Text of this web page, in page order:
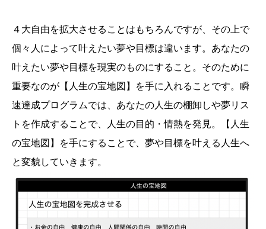
４大自由を拡大させることはもちろんですが、その上で
個々人によって叶えたい夢や目標は違います。あなたの
叶えたい夢や目標を現実のものにすること。そのために
重要なのが【人生の宝地図】を手に入れることです。瞬
速達成プログラムでは、あなたの人生の棚卸しや夢リス
トを作成することで、人生の目的・情熱を発見。【人生
の宝地図】を手にすることで、夢や目標を叶える人生へ
と変貌していきます。